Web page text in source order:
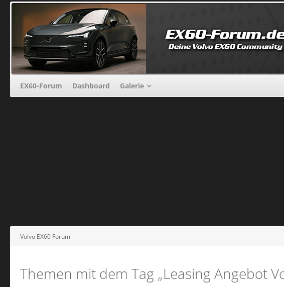
EX60-Forum Dashboard Galerie
Volvo EX60 Forum
Themen mit dem Tag „Leasing Angebot